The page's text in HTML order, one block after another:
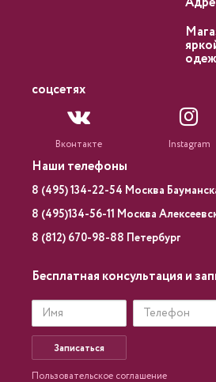
соцсетях
Вконтакте Instagram
Наши телефоны
8 (495) 134-22-54 Москва
8 (495)134-56-11 Москва
8 (812) 670-98-88 Петербург
Бесплатная консультация и
Записаться
Пользовательское соглашение